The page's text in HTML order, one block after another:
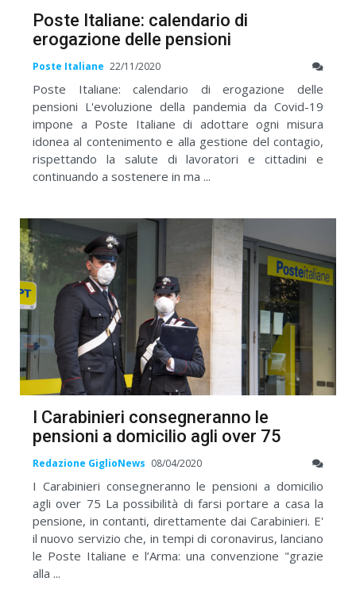
Poste Italiane: calendario di
erogazione delle pensioni
Poste Italiane 22/11/2020
Poste Italiane: calendario di erogazione delle
pensioni L'evoluzione della pandemia da Covid-19
impone a Poste Italiane di adottare ogni misura
idonea al contenimento e alla gestione del contagio,
rispettando la salute di lavoratori e cittadini e
continuando a sostenere in ma ...
I Carabinieri consegneranno le
pensioni a domicilio agli over 75
Redazione GiglioNews 08/04/2020
I Carabinieri consegneranno le pensioni a domicilio
agli over 75 La possibilità di farsi portare a casa la
pensione, in contanti, direttamente dai Carabinieri. E'
il nuovo servizio che, in tempi di coronavirus, lanciano
le Poste Italiane e l’Arma: una convenzione "grazie
alla ...